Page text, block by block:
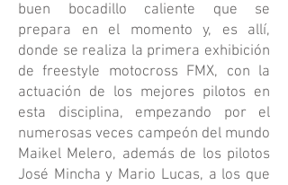
buen bocadillo caliente que se
prepara en el momento y, es allí,
donde se realiza la primera exhibición
de freestyle motocross FMX, con la
actuación de los mejores pilotos en
esta disciplina, empezando por el
numerosas veces campeón del mundo
Maikel Melero, además de los pilotos
José Mincha y Mario Lucas, a los que